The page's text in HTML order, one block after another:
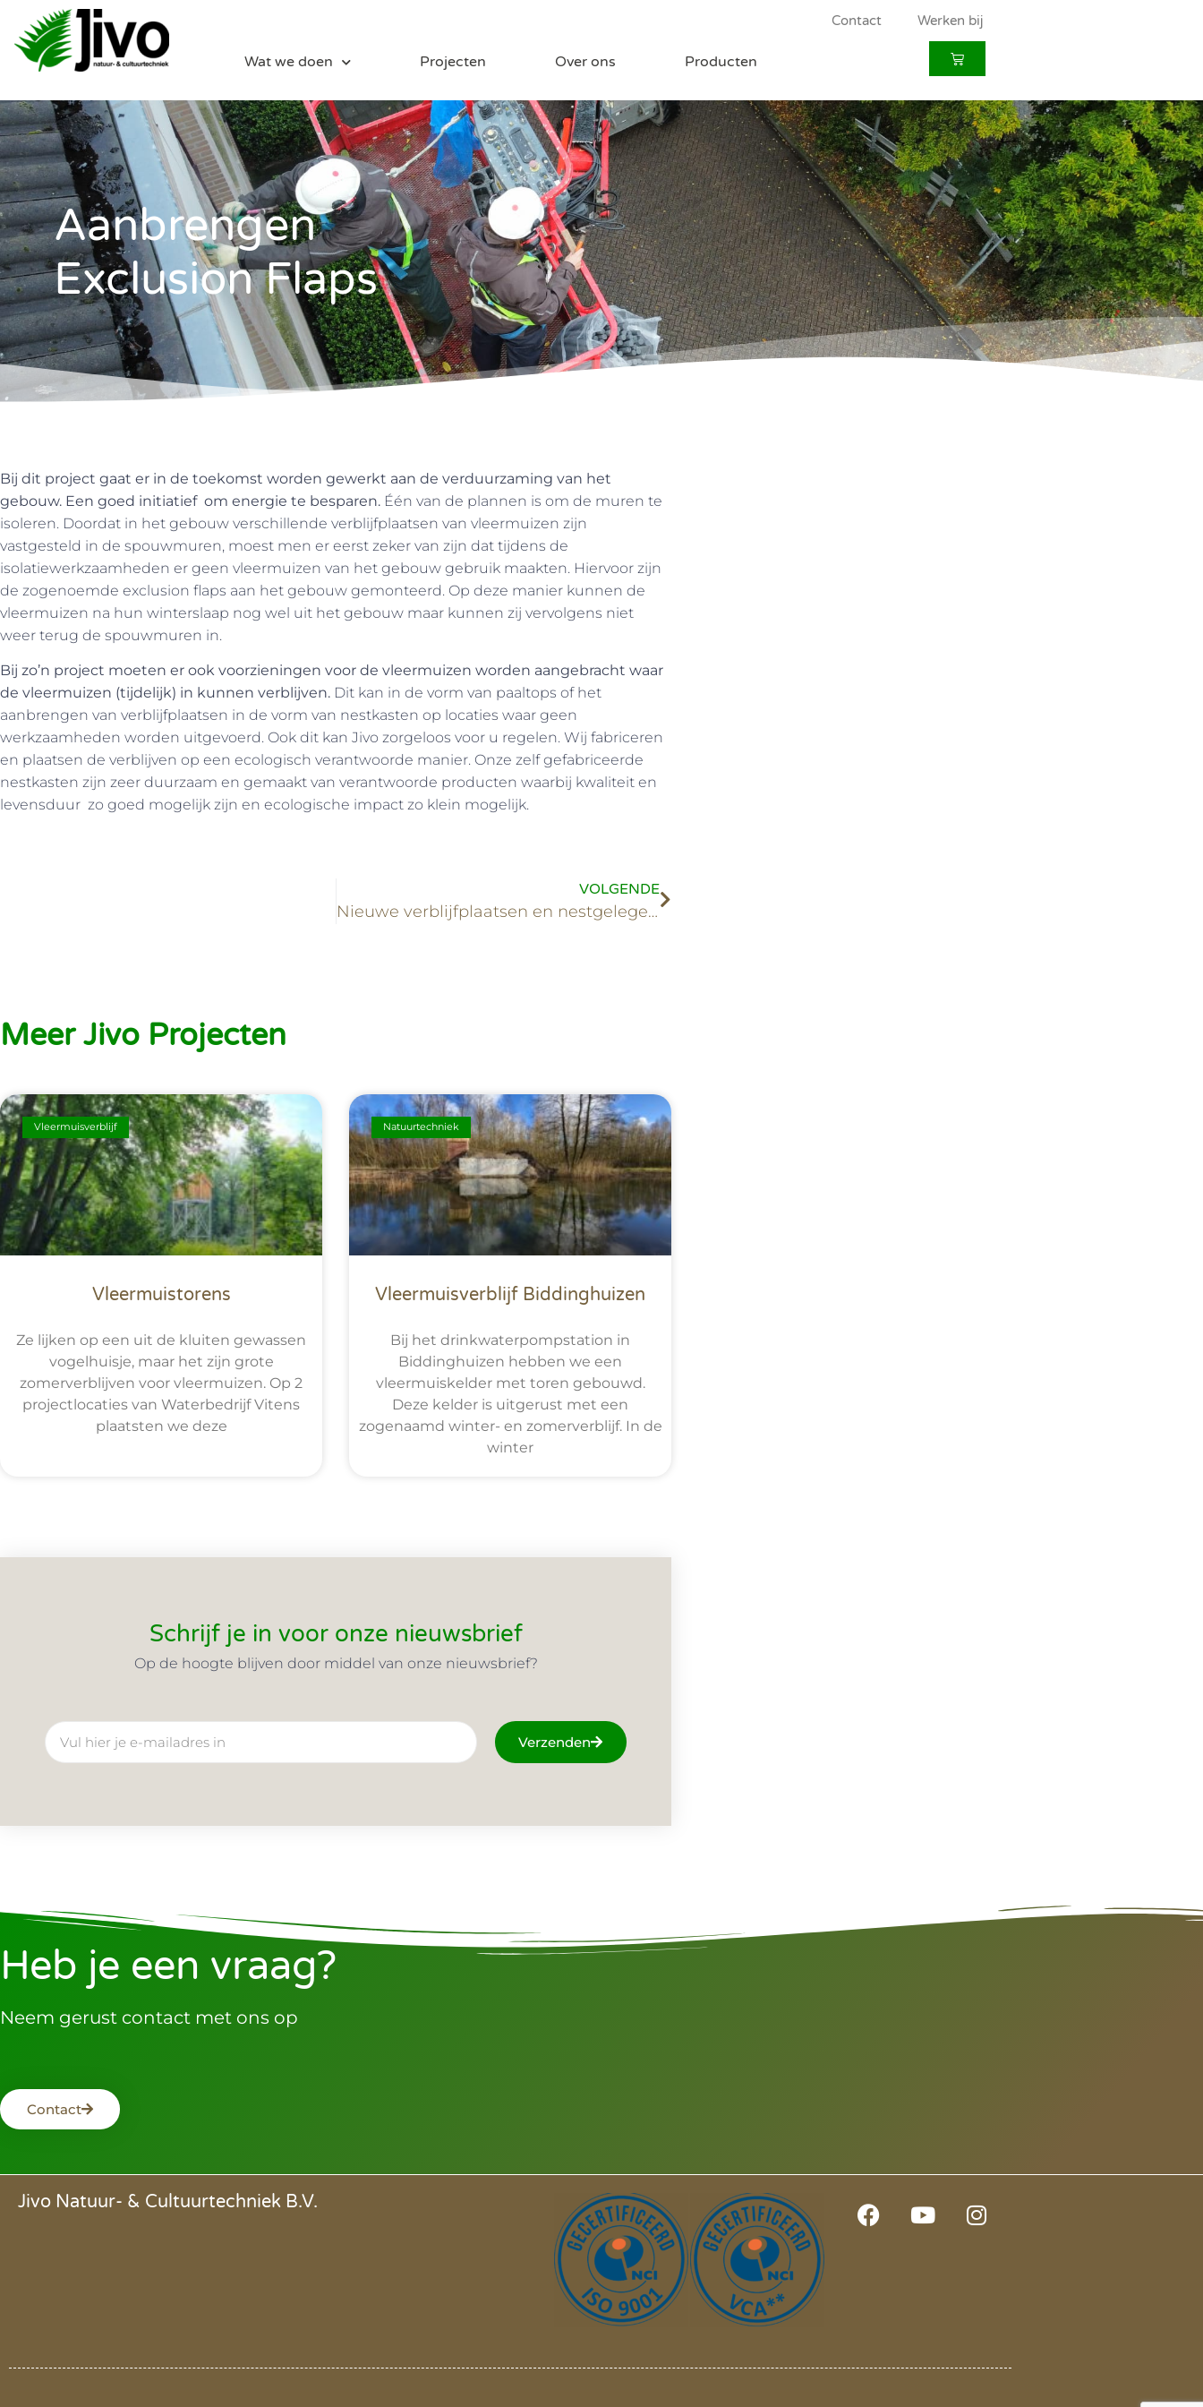
Contact Werken bij
Wat we doen Projecten Over ons Producten
Aanbrengen
Exclusion Flaps
Bij dit project gaat er in de toekomst worden gewerkt aan de verduurzaming van het
gebouw. Een goed initiatief om energie te besparen. Één van de plannen is om de muren te
isoleren. Doordat in het gebouw verschillende verblijfplaatsen van vleermuizen zijn
vastgesteld in de spouwmuren, moest men er eerst zeker van zijn dat tijdens de
isolatiewerkzaamheden er geen vleermuizen van het gebouw gebruik maakten. Hiervoor zijn
de zogenoemde exclusion flaps aan het gebouw gemonteerd. Op deze manier kunnen de
vleermuizen na hun winterslaap nog wel uit het gebouw maar kunnen zij vervolgens niet
weer terug de spouwmuren in.
Bij zo’n project moeten er ook voorzieningen voor de vleermuizen worden aangebracht waar
de vleermuizen (tijdelijk) in kunnen verblijven. Dit kan in de vorm van paaltops of het
aanbrengen van verblijfplaatsen in de vorm van nestkasten op locaties waar geen
werkzaamheden worden uitgevoerd. Ook dit kan Jivo zorgeloos voor u regelen. Wij fabriceren
en plaatsen de verblijven op een ecologisch verantwoorde manier. Onze zelf gefabriceerde
nestkasten zijn zeer duurzaam en gemaakt van verantwoorde producten waarbij kwaliteit en
levensduur zo goed mogelijk zijn en ecologische impact zo klein mogelijk.
VOLGENDE
Nieuwe verblijfplaatsen en nestgelegenheden Dieren
Meer Jivo Projecten
Vleermuisverblijf
Vleermuistorens
Ze lijken op een uit de kluiten gewassen
vogelhuisje, maar het zijn grote
zomerverblijven voor vleermuizen. Op 2
projectlocaties van Waterbedrijf Vitens
plaatsten we deze
Natuurtechniek
Vleermuisverblijf Biddinghuizen
Bij het drinkwaterpompstation in
Biddinghuizen hebben we een
vleermuiskelder met toren gebouwd.
Deze kelder is uitgerust met een
zogenaamd winter- en zomerverblijf. In de
winter
Schrijf je in voor onze nieuwsbrief
Op de hoogte blijven door middel van onze nieuwsbrief?
Verzenden
Heb je een vraag?
Neem gerust contact met ons op
Contact
Jivo Natuur- & Cultuurtechniek B.V.